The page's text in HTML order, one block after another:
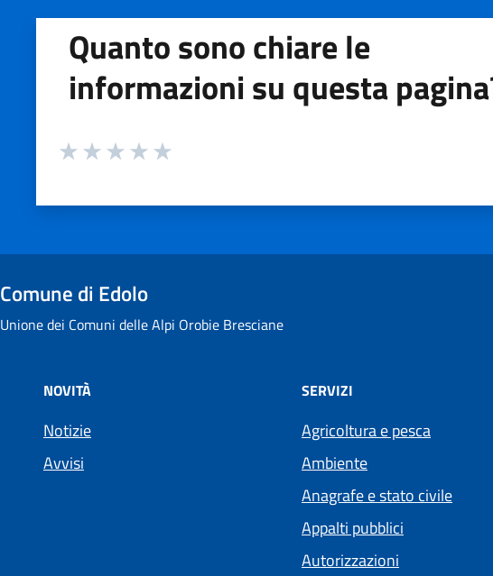
Quanto sono chiare le
informazioni su questa
Valuta da 1 a 5 stelle la pagina
Comune di Edolo
Unione dei Comuni delle Alpi Orobie Bresciane
NOVITÀ
Notizie
Avvisi
SERVIZI
Agricoltura e pesca
Ambiente
Anagrafe e stato civile
Appalti pubblici
Autorizzazioni